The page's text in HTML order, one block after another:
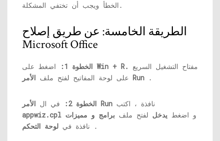
الخطأ ويجب أن تختفي المشكلة.
الطريقة الخامسة: عن طريق إصلاح
Microsoft Office
الخطوة 1: Win + R.
على لوحة المفاتيح لفتح ملف الأمر Run .
الخطوة 2: في ال الأمر Run نافذة ، اكتب
appwiz.cpl
و اضغط يدخل لفتح ملف برامج و مميزات
نافذة في لوحة التحكم .